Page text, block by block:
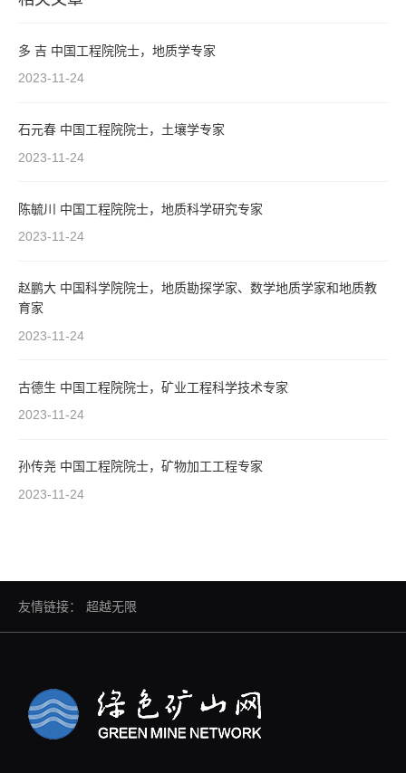
多 吉 中国工程院院士，地质学专家
2023-11-24
石元春 中国工程院院士，土壤学专家
2023-11-24
陈毓川 中国工程院院士，地质科学研究专家
2023-11-24
赵鹏大 中国科学院院士，地质勘探学家、数学地质学家和地质教
育家
2023-11-24
古德生 中国工程院院士，矿业工程科学技术专家
2023-11-24
孙传尧 中国工程院院士，矿物加工工程专家
2023-11-24
友情链接： 超越无限